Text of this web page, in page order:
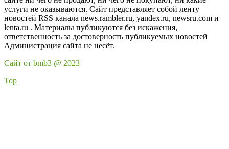
услуги не оказываются. Сайт представляет собой ленту
новостей RSS канала news.rambler.ru, yandex.ru, newsru.com и
lenta.ru . Материалы публикуются без искажения,
ответственность за достоверность публикуемых новостей
Администрация сайта не несёт.
Сайт от bmb3 @ 2023
Top